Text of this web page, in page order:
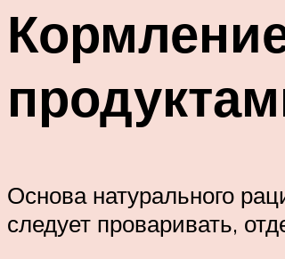
Основа натурального
следует проваривать,